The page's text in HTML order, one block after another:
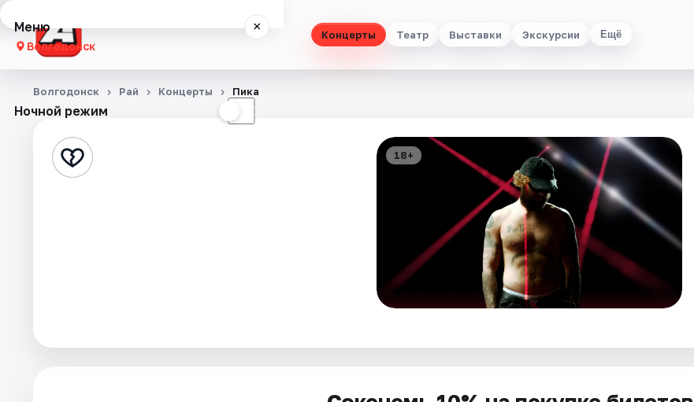
Концерты Театр Выставки Экскурсии Ещё
Меню ×
Волгодонск
Концерты
Выставки
Ночной режим ☾
Волгодонск Рай Концерты Пика
18+